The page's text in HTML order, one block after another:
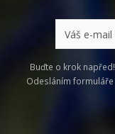
Buďte o krok
Odesláním